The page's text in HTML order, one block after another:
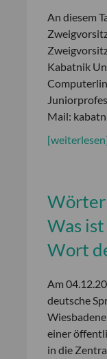
An diesem
Kabatnik
Mail:
Wörter
Was
Wort
Am
deutsche
einer
in die